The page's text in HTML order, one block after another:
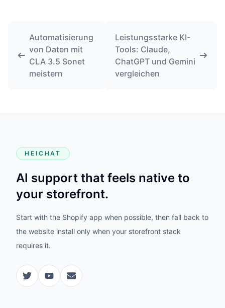
Automatisierung
von Daten mit
CLA 3.5 Sonet
meistern
Leistungsstarke KI-
Tools: Claude,
ChatGPT und Gemini
vergleichen
HEICHAT
AI support that feels native to
your storefront.
Start with the Shopify app when possible, then fall back to
the website install only when your storefront stack
requires it.